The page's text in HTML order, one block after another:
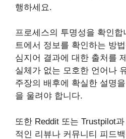
행하세요.
프로세스의 투명성을 확인
트에서 정보를 확인하는 방
심지어 결과에 대한 출처를
실체가 없는 모호한 언어나
주장의 배후에 확실한 설명
을 울려야 합니다.
또한 Reddit 또는 Trustpilot
적인 리뷰나 커뮤니티 피드